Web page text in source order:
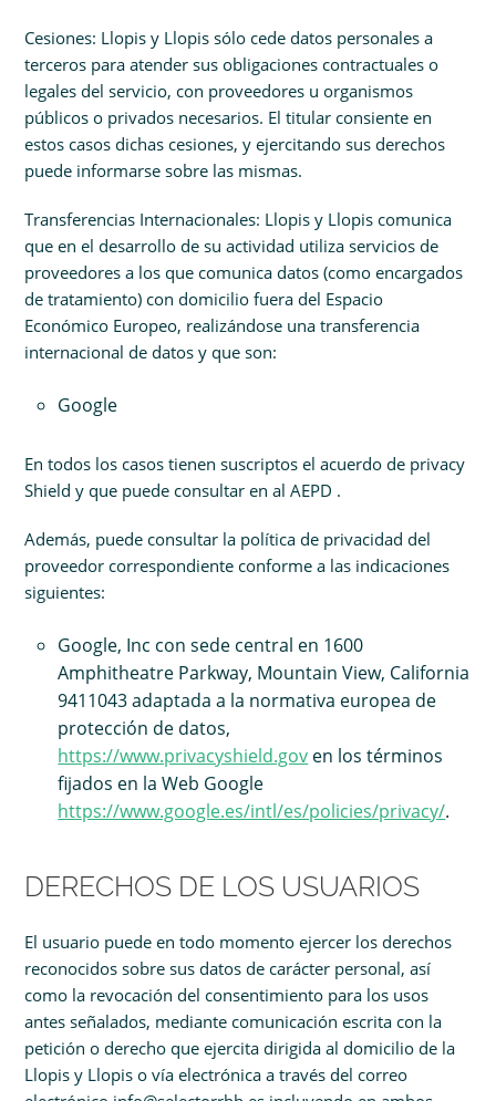
Cesiones: Llopis y Llopis sólo cede datos personales a
terceros para atender sus obligaciones contractuales o
legales del servicio, con proveedores u organismos
públicos o privados necesarios. El titular consiente en
estos casos dichas cesiones, y ejercitando sus derechos
puede informarse sobre las mismas.
Transferencias Internacionales: Llopis y Llopis comunica
que en el desarrollo de su actividad utiliza servicios de
proveedores a los que comunica datos (como encargados
de tratamiento) con domicilio fuera del Espacio
Económico Europeo, realizándose una transferencia
internacional de datos y que son:
Google
En todos los casos tienen suscriptos el acuerdo de privacy
Shield y que puede consultar en al AEPD .
Además, puede consultar la política de privacidad del
proveedor correspondiente conforme a las indicaciones
siguientes:
Google, Inc con sede central en 1600
Amphitheatre Parkway, Mountain View, California
9411043 adaptada a la normativa europea de
protección de datos,
https://www.privacyshield.gov en los términos
fijados en la Web Google
https://www.google.es/intl/es/policies/privacy/.
DERECHOS DE LOS USUARIOS
El usuario puede en todo momento ejercer los derechos
reconocidos sobre sus datos de carácter personal, así
como la revocación del consentimiento para los usos
antes señalados, mediante comunicación escrita con la
petición o derecho que ejercita dirigida al domicilio de la
Llopis y Llopis o vía electrónica a través del correo